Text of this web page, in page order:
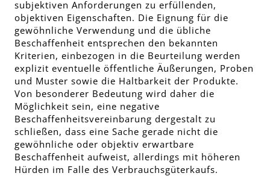
subjektiven Anforderungen zu erfüllenden,
objektiven Eigenschaften. Die Eignung für die
gewöhnliche Verwendung und die übliche
Beschaffenheit entsprechen den bekannten
Kriterien, einbezogen in die Beurteilung werden
explizit eventuelle öffentliche Äußerungen, Proben
und Muster sowie die Haltbarkeit der Produkte.
Von besonderer Bedeutung wird daher die
Möglichkeit sein, eine negative
Beschaffenheitsvereinbarung dergestalt zu
schließen, dass eine Sache gerade nicht die
gewöhnliche oder objektiv erwartbare
Beschaffenheit aufweist, allerdings mit höheren
Hürden im Falle des Verbrauchsgüterkaufs.